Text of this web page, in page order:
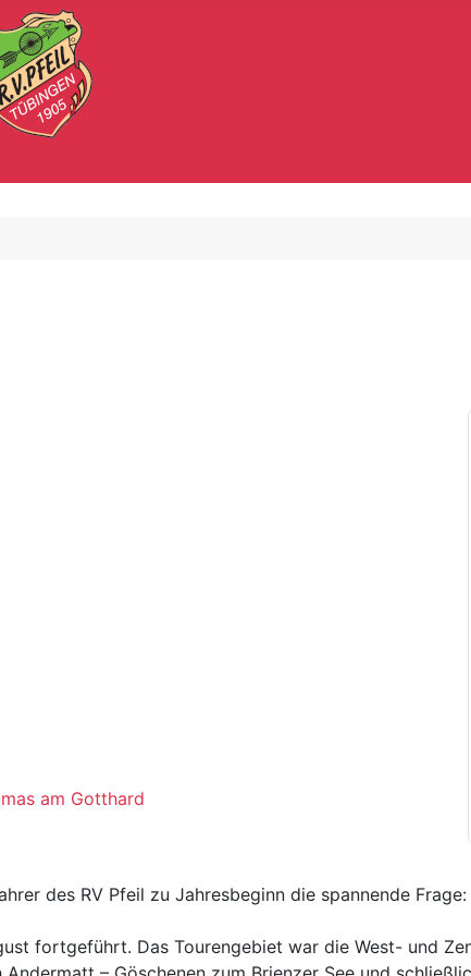
am Gotthard
des RV Pfeil zu Jahresbeginn die spannende
fortgeführt. Das Tourengebiet war die West- und